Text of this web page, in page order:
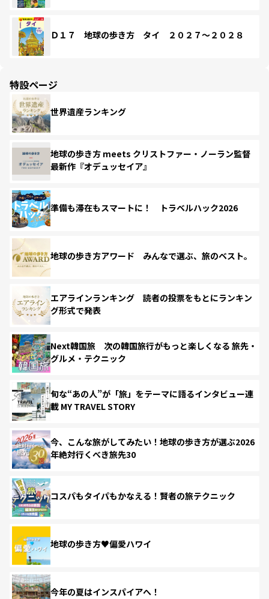
Ｄ１７ 地球の歩き方 タイ ２０２７～２０２８
特設ページ
世界遺産ランキング
地球の歩き方 meets クリストファー・ノーラン監督
最新作『オデュッセイア』
準備も滞在もスマートに！ トラベルハック2026
地球の歩き方アワード みんなで選ぶ、旅のベスト。
エアラインランキング 読者の投票をもとにランキン
グ形式で発表
Next韓国旅 次の韓国旅行がもっと楽しくなる 旅先・
グルメ・テクニック
旬な“あの人”が「旅」をテーマに語るインタビュー連
載 MY TRAVEL STORY
今、こんな旅がしてみたい！地球の歩き方が選ぶ2026
年絶対行くべき旅先30
コスパもタイパもかなえる！賢者の旅テクニック
地球の歩き方♥偏愛ハワイ
今年の夏はインスパイアへ！